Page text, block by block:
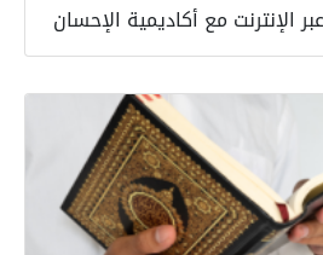
الإنترنت مع أكاديمية الإحسان